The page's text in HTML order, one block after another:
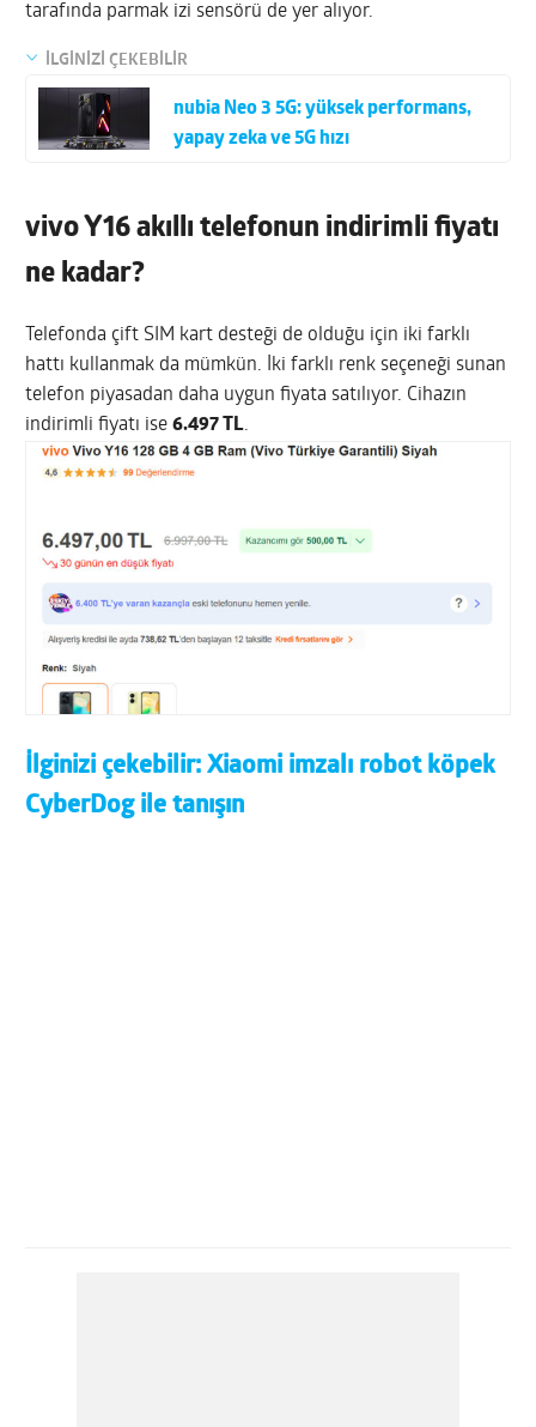
tarafında parmak izi sensörü de yer alıyor.
İLGİNİZİ ÇEKEBİLİR
nubia Neo 3 5G: yüksek performans,
yapay zeka ve 5G hızı
vivo Y16 akıllı telefonun indirimli fiyatı
ne kadar?
Telefonda çift SIM kart desteği de olduğu için iki farklı
hattı kullanmak da mümkün. İki farklı renk seçeneği sunan
telefon piyasadan daha uygun fiyata satılıyor. Cihazın
indirimli fiyatı ise6.497 TL.
İlginizi çekebilir:Xiaomi imzalı robot köpek
CyberDog ile tanışın